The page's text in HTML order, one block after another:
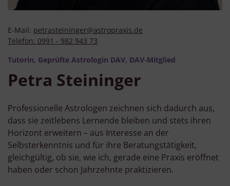
E-Mail: petrasteininger@astropraxis.de
Telefon: 0991 - 982 943 73
Tutorin, Geprüfte Astrologin DAV, DAV-Mitglied
Petra Steininger
Professionelle Astrologen zeichnen sich dadurch aus,
dass sie zeitlebens Lernende bleiben und stets ihren
Horizont erweitern – aus Interesse an der
Selbsterkenntnis und für ihre Beratungstätigkeit,
gleichgültig, ob sie, wie ich, gerade eine Praxis eröffnet
haben oder schon Jahrzehnte praktizieren.